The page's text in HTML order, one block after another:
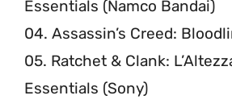
Essentials (Namco Bandai)
04. Assassin’s Creed:
05. Ratchet & Clank:
Essentials (Sony)